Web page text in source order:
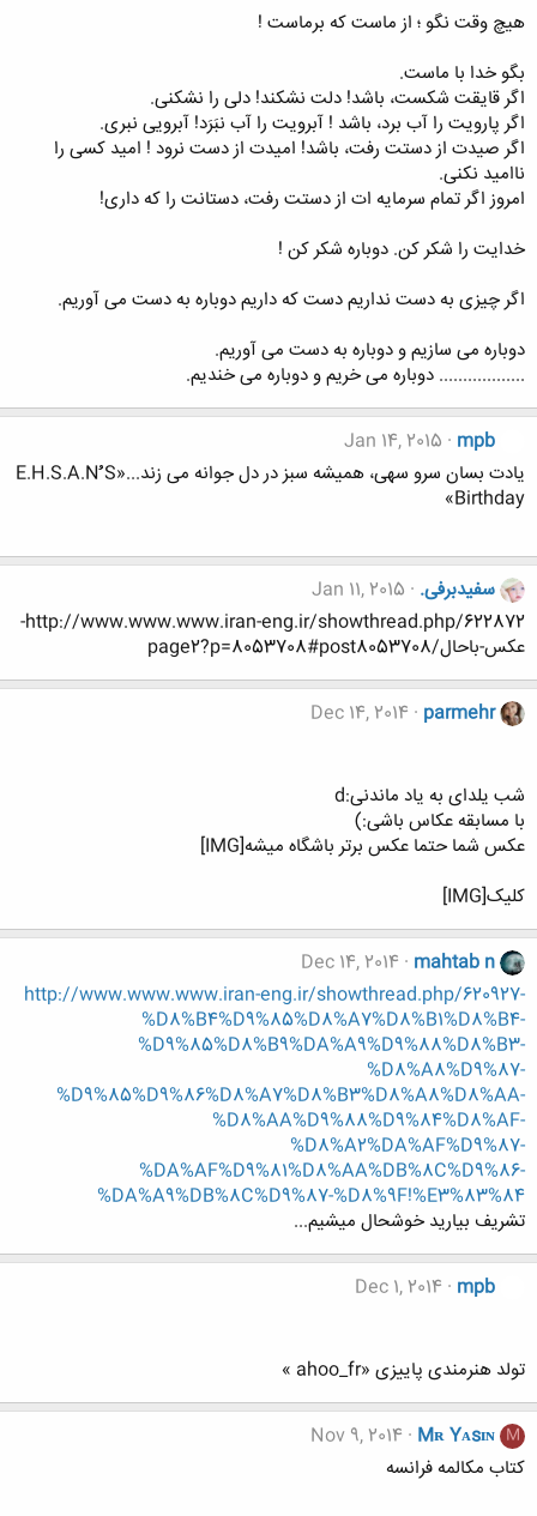
هیچ وقت نگو ؛ از ماست که برماست !
بگو خدا با ماست.
اگر قایقت شکست، باشد! دلت نشکند! دلی را نشکنی.
اگر پارویت را آب برد، باشد ! آبرویت را آب نبَرَد! آبرویی نبری.
اگر صیدت از دستت رفت، باشد! امیدت از دست نرود ! امید کسی را
ناامید نکنی.
امروز اگر تمام سرمایه ات از دستت رفت، دستانت را که داری!
خدایت را شکر کن. دوباره شکر کن !
اگر چیزی به دست نداریم دست که داریم دوباره به دست می آوریم.
دوباره می سازیم و دوباره به دست می آوریم.
.................. دوباره می خریم و دوباره می خندیم.
mpb
Jan 14, 2015
یادت بسان سرو سهی، همیشه سبز در دل جوانه می زند...«E.H.S.A.Nُُُ S
Birthday»
سفیدبرفی. Jan 11, 2015
http://www.www.www.iran-eng.ir/showthread.php/622872-
عکس-باحال/page2?p=8053708#post8053708
parmehr
Dec 14, 2014
شب یلدای به یاد ماندنی:d
با مسابقه عکاس باشی:)
عکس شما حتما عکس برتر باشگاه میشه[IMG]
کلیک[IMG]
mahtab n
Dec 14, 2014
http://www.www.www.iran-eng.ir/showthread.php/620927-
%D8%B4%D9%85%D8%A7%D8%B1%D8%B4-
%D9%85%D8%B9%DA%A9%D9%88%D8%B3-
%D8%A8%D9%87-
%D9%85%D9%86%D8%A7%D8%B3%D8%A8%D8%AA-
%D8%AA%D9%88%D9%84%D8%AF-
%D8%A2%DA%AF%D9%87-
%DA%AF%D9%81%D8%AA%DB%8C%D9%86-
%DA%A9%DB%8C%D9%87-%D8%9F!%E3%83%84
تشریف بیارید خوشحال میشیم...
mpb
Dec 1, 2014
تولد هنرمندی پاییزی «ahoo_fr »
M
Mʀ Yᴀsɪɴ
Nov 9, 2014
کتاب مکالمه فرانسه